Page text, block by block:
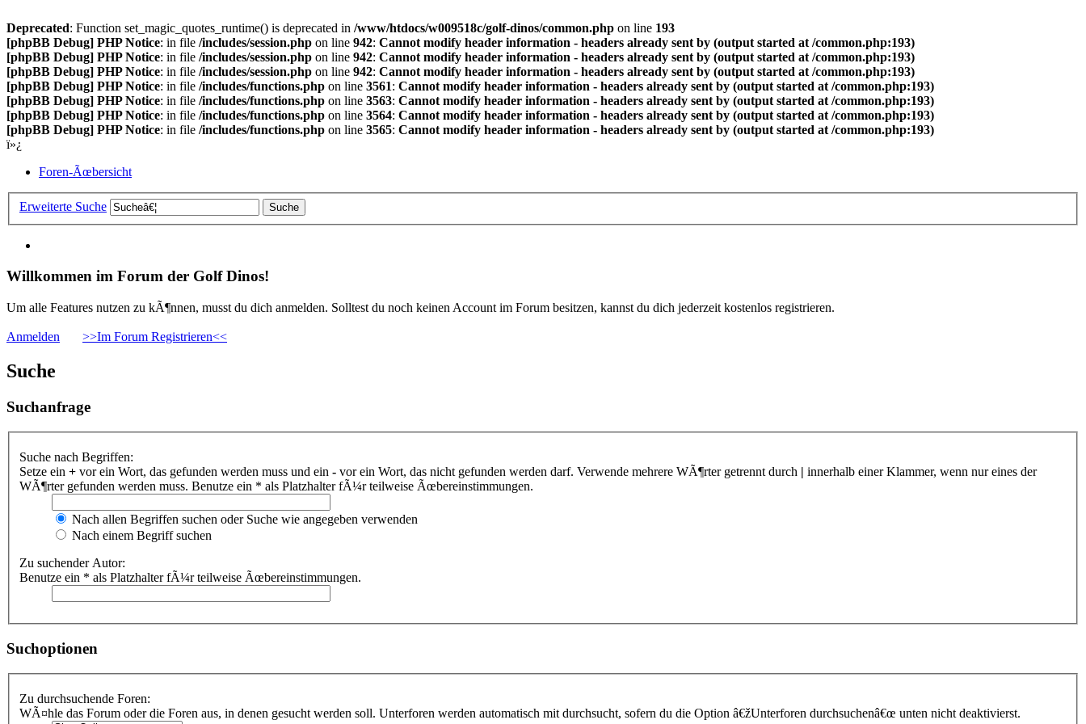
Deprecated: Function set_magic_quotes_runtime() is deprecated in /www/htdocs/w009518c/golf-dinos/common.php on line 193
[phpBB Debug] PHP Notice: in file /includes/session.php on line 942: Cannot modify header information - headers already sent by (output started at /common.php:193)
[phpBB Debug] PHP Notice: in file /includes/session.php on line 942: Cannot modify header information - headers already sent by (output started at /common.php:193)
[phpBB Debug] PHP Notice: in file /includes/session.php on line 942: Cannot modify header information - headers already sent by (output started at /common.php:193)
[phpBB Debug] PHP Notice: in file /includes/functions.php on line 3561: Cannot modify header information - headers already sent by (output started at /common.php:193)
[phpBB Debug] PHP Notice: in file /includes/functions.php on line 3563: Cannot modify header information - headers already sent by (output started at /common.php:193)
[phpBB Debug] PHP Notice: in file /includes/functions.php on line 3564: Cannot modify header information - headers already sent by (output started at /common.php:193)
[phpBB Debug] PHP Notice: in file /includes/functions.php on line 3565: Cannot modify header information - headers already sent by (output started at /common.php:193)
ï»¿
Foren-Ãœbersicht
Erweiterte Suche
Willkommen im Forum der Golf Dinos!
Um alle Features nutzen zu kÃ¶nnen, musst du dich anmelden. Solltest du noch keinen Account im Forum besitzen, kannst du dich jederzeit kostenlos registrieren.
Anmelden >>Im Forum Registrieren<<
Suche
Suchanfrage
Suche nach Begriffen:
Setze ein + vor ein Wort, das gefunden werden muss und ein - vor ein Wort, das nicht gefunden werden darf. Verwende mehrere WÃ¶rter getrennt durch | innerhalb einer Klammer, wenn nur eines der
WÃ¶rter gefunden werden muss. Benutze ein * als Platzhalter fÃ¼r teilweise Ãœbereinstimmungen.
Nach allen Begriffen suchen oder Suche wie angegeben verwenden
Nach einem Begriff suchen
Zu suchender Autor:
Benutze ein * als Platzhalter fÃ¼r teilweise Ãœbereinstimmungen.
Suchoptionen
Zu durchsuchende Foren:
WÃ¤hle das Forum oder die Foren aus, in denen gesucht werden soll. Unterforen werden automatisch mit durchsucht, sofern du die Option â€žUnterforen durchsuchenâ€œ unten nicht deaktivierst.